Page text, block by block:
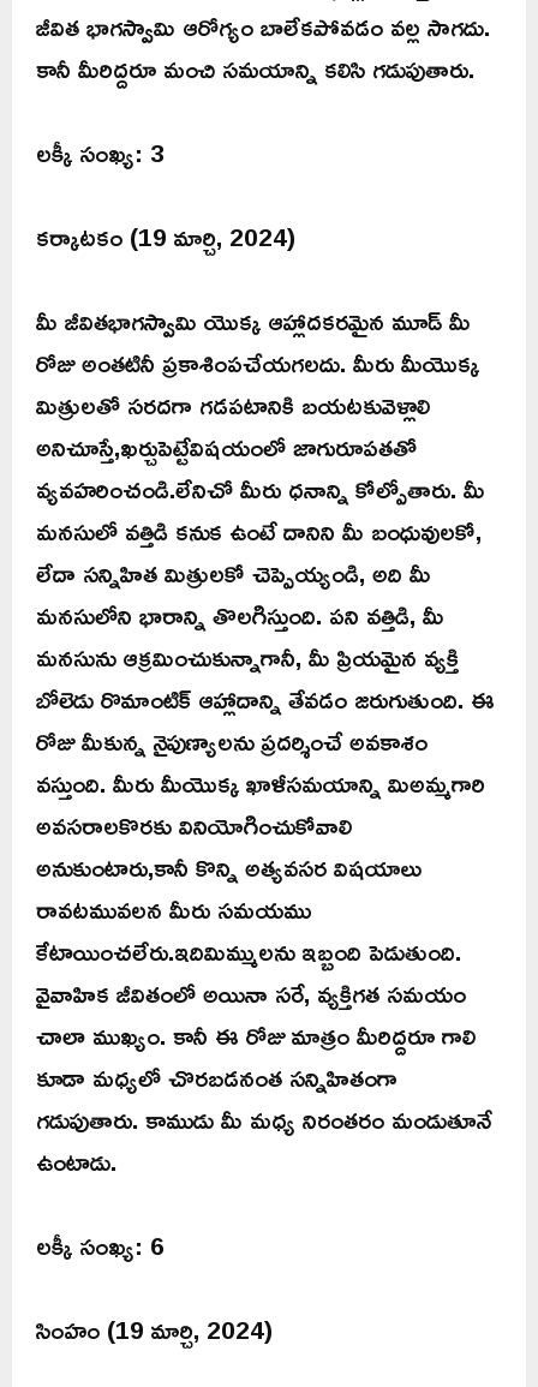
జీవిత భాగస్వామి ఆరోగ్యం బాలేకపోవడం వల్ల సాగదు.
కానీ మీరిద్దరూ మంచి సమయాన్ని కలిసి గడుపుతారు.
లక్కీ సంఖ్య: 3
కర్కాటకం (19 మార్చి, 2024)
మీ జీవితభాగస్వామి యొక్క ఆహ్లాదకరమైన మూడ్ మీ
రోజు అంతటినీ ప్రకాశింపచేయగలదు. మీరు మీయొక్క
మిత్రులతో సరదగా గడపటానికి బయటకువెళ్లాలి
అనిచూస్తే,ఖర్చుపెట్టేవిషయంలో జాగురూపతతో
వ్యవహరించండి.లేనిచో మీరు ధనాన్ని కోల్పోతారు. మీ
మనసులో వత్తిడి కనుక ఉంటే దానిని మీ బంధువులకో,
లేదా సన్నిహిత మిత్రులకో చెప్పెయ్యండి, అది మీ
మనసులోని భారాన్ని తొలగిస్తుంది. పని వత్తిడి, మీ
మనసును ఆక్రమించుకున్నాగానీ, మీ ప్రియమైన వ్యక్తి
బోలెడు రొమాంటిక్ ఆహ్లాదాన్ని తేవడం జరుగుతుంది. ఈ
రోజు మీకున్న నైపుణ్యాలను ప్రదర్శించే అవకాశం
వస్తుంది. మీరు మీయొక్క ఖాళీసమయాన్ని మిఅమ్మగారి
అవసరాలకొరకు వినియోగించుకోవాలి
అనుకుంటారు,కానీ కొన్ని అత్యవసర విషయాలు
రావటమువలన మీరు సమయము
కేటాయించలేరు.ఇదిమిమ్ములను ఇబ్బంది పెడుతుంది.
వైవాహిక జీవితంలో అయినా సరే, వ్యక్తిగత సమయం
చాలా ముఖ్యం. కానీ ఈ రోజు మాత్రం మీరిద్దరూ గాలి
కూడా మధ్యలో చొరబడనంత సన్నిహితంగా
గడుపుతారు. కాముడు మీ మధ్య నిరంతరం మండుతూనే
ఉంటాడు.
లక్కీ సంఖ్య: 6
సింహం (19 మార్చి, 2024)